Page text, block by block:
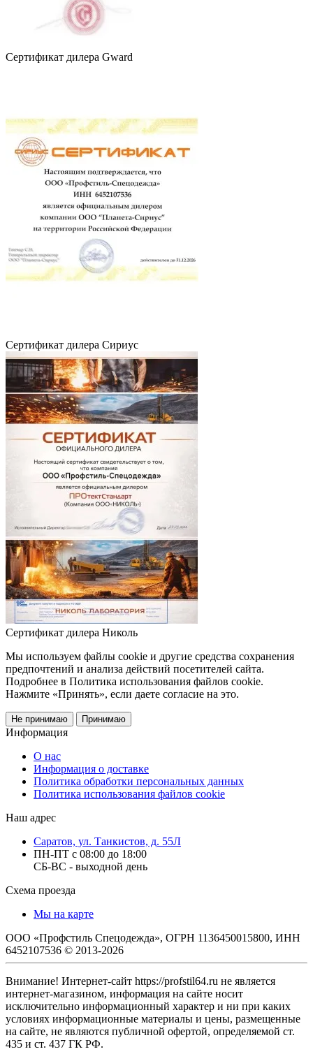
Сертификат дилера Gward
Сертификат дилера Сириус
Сертификат дилера Николь
Мы используем файлы cookie и другие средства сохранения
предпочтений и анализа действий посетителей сайта.
Подробнее в Политика использования файлов cookie.
Нажмите «Принять», если даете согласие на это.
Не принимаю Принимаю
Информация
О нас
Информация о доставке
Политика обработки персональных данных
Политика использования файлов cookie
Наш адрес
Саратов, ул. Танкистов, д. 55Л
ПН-ПТ с 08:00 до 18:00
СБ-ВС - выходной день
Схема проезда
Мы на карте
ООО «Профстиль Спецодежда», ОГРН 1136450015800, ИНН
6452107536 © 2013-2026
Внимание! Интернет-сайт https://profstil64.ru не является
интернет-магазином, информация на сайте носит
исключительно информационный характер и ни при каких
условиях информационные материалы и цены, размещенные
на сайте, не являются публичной офертой, определяемой ст.
435 и ст. 437 ГК РФ.